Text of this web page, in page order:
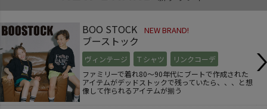
BOO STOCK NEW BRAND!
ブーストック
ヴィンテージ Ｔシャツ
リンクコーデ
ファミリーで着れ80～90年代にブートで作成された
アイテムがデッドストックで残っていたら、、、と想
像して作られるアイテムが揃う